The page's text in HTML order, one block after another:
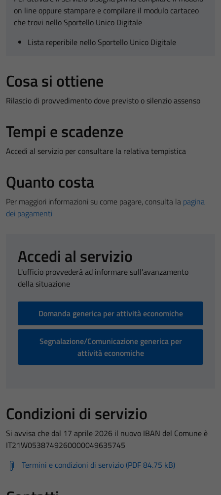
on line oppure stampare e compilare il modulo cartaceo
che trovi nello Sportello Unico Digitale
Lista reperibile nello Sportello Unico Digitale
Cosa si ottiene
Rilascio di provvedimento dove previsto o silenzio assenso
Tempi e scadenze
Accedi al servizio per consultare la relativa tempistica
Quanto costa
Per maggiori informazioni su come pagare, consulta la pagina
dei pagamenti
Accedi al servizio
L'ufficio provvederà ad informare sull'avanzamento
della situazione
Domanda generica per attività economiche
Segnalazione/Comunicazione generica per
attività economiche
Condizioni di servizio
Si avvisa che dal 17 aprile 2026 il nuovo IBAN del Comune è
IT21W0538749260000049635745
Termini e condizioni di servizio (PDF 84.75 kB)